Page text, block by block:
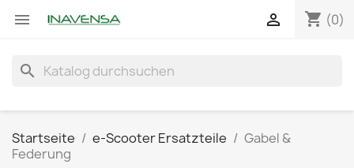
 shopping_cart (0)

search
Startseite e-Scooter Ersatzteile
Gabel &
Federung